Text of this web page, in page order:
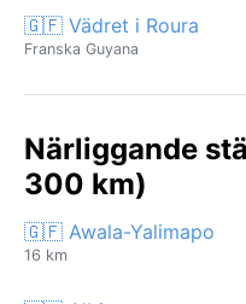
🇬🇫 Vädret i Roura
Franska Guyana
Närliggande
300 km)
🇬🇫 Awala-Yalimapo
16 km